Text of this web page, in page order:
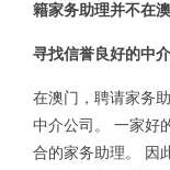
籍家务助理并不在
寻找信誉良好的中
在澳门，聘请家务
中介公司。 一家好
合的家务助理。 因